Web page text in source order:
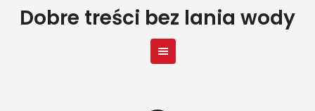
SkipDobre treści bez lania wody